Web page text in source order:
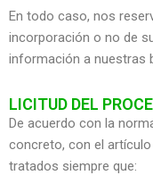
En todo caso, nos
incorporación o no de
información a nuestras
LICITUD DEL
De acuerdo con la
concreto, con el artículo
tratados siempre que: